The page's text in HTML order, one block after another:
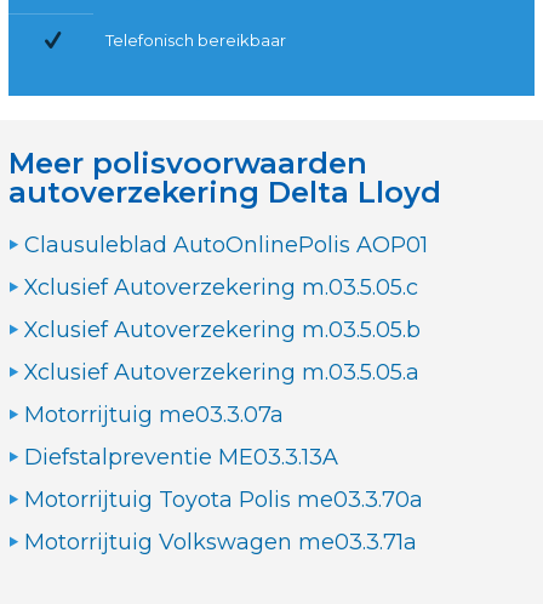
Telefonisch bereikbaar
Meer polisvoorwaarden
autoverzekering Delta Lloyd
Clausuleblad AutoOnlinePolis AOP01
Xclusief Autoverzekering m.03.5.05.c
Xclusief Autoverzekering m.03.5.05.b
Xclusief Autoverzekering m.03.5.05.a
Motorrijtuig me03.3.07a
Diefstalpreventie ME03.3.13A
Motorrijtuig Toyota Polis me03.3.70a
Motorrijtuig Volkswagen me03.3.71a